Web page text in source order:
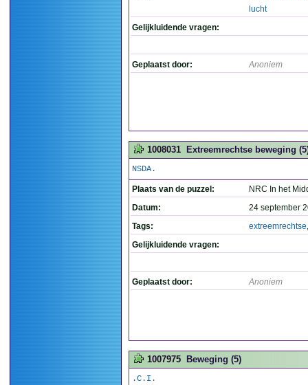
lucht
Gelijkluidende vragen:
Geplaatst door: Anoniem
1008031 Extreemrechtse beweging
NSDA.
Plaats van de puzzel:
NRC In het
Datum:
24 september
Tags:
extreemrechtse
Gelijkluidende vragen:
Geplaatst door: Anoniem
1007975 Beweging (5)
.C.I.